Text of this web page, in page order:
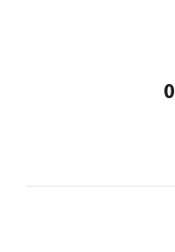
0